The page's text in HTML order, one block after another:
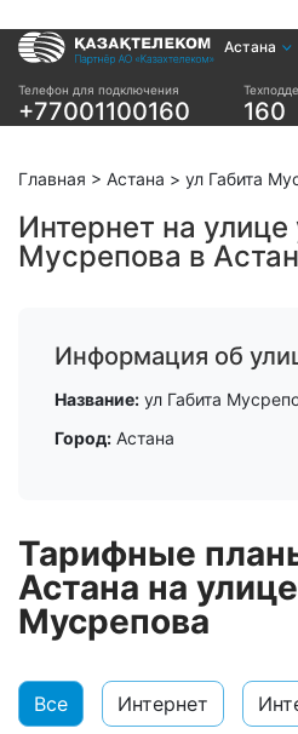
Астана
Телефон для подключения
+77001100160 160
Услуги
Интернет и ТВ в
Интернет и ТВ в
Прочее
возможность
названию ЖК
подбор
Главная > Астана > ул Габита
Интернет на улице
Мусрепова в
Информация об
Название: ул Габита
Город: Астана
Тарифные
Астана на
Мусрепова
Все Интернет